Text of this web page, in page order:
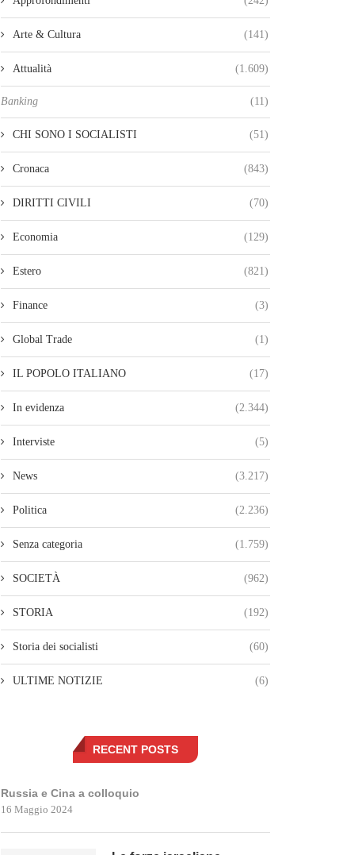
Arte & Cultura (141)
Attualità (1.609)
Banking (11)
CHI SONO I SOCIALISTI (51)
Cronaca (843)
DIRITTI CIVILI (70)
Economia (129)
Estero (821)
Finance (3)
Global Trade (1)
IL POPOLO ITALIANO (17)
In evidenza (2.344)
Interviste (5)
News (3.217)
Politica (2.236)
Senza categoria (1.759)
SOCIETÀ (962)
STORIA (192)
Storia dei socialisti (60)
ULTIME NOTIZIE (6)
RECENT POSTS
Russia e Cina a colloquio
16 Maggio 2024